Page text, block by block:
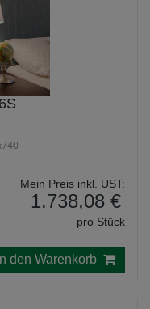
Mein Preis inkl. UST:
1.738,08 €
pro Stück
In den Warenkorb